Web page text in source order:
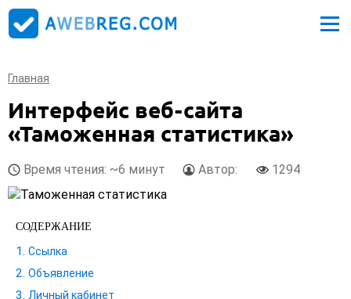
Главная
Интерфейс веб-сайта
«Таможенная статистика»
Время чтения: ~6 минут Автор: 1294
СОДЕРЖАНИЕ
Ссылка
Объявление
Личный кабинет